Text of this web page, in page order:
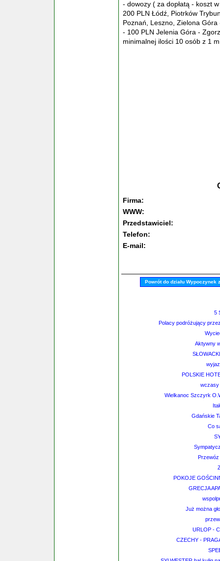
- dowozy ( za dopłatą - koszt
200 PLN Łódź, Piotrków
Poznań, Leszno, Zielona
- 100 PLN Jelenia Góra -
minimalnej ilości 10 osób z 1
Firma:
WWW:
Przedstawiciel:
Telefon:
E-mail:
Powrót do działu Wypoczynek
5
Polacy podróżujący
Aktywny
POLSKIE
wczasy
Wielkanoc Szczyrk
Gdańskie
Co
Przewóz
POKOJE
GRECJA
Już można
URLOP -
CZECHY -